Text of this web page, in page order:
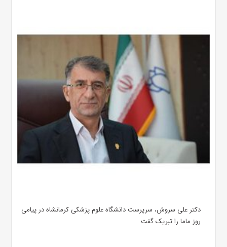
دکتر علی سروش، سرپرست دانشگاه علوم پزشکی کرمانشاه در پیامی
روز ماما را تبریک گفت